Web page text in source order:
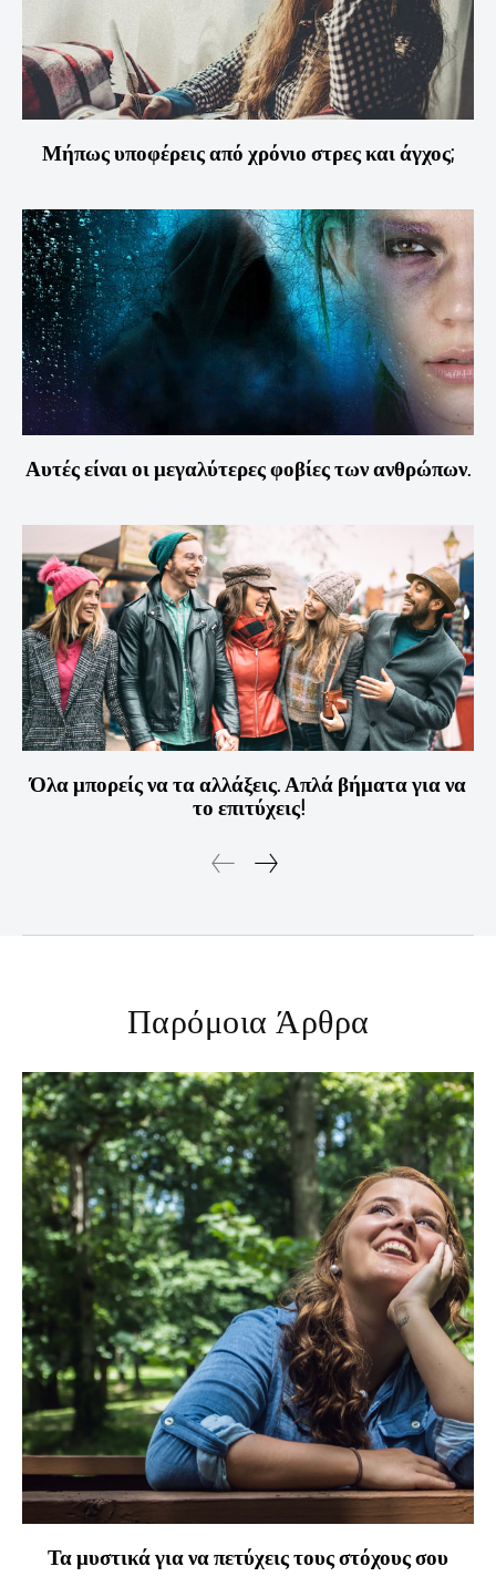
Μήπως υποφέρεις από χρόνιο στρες και άγχος;
Αυτές είναι οι μεγαλύτερες φοβίες των ανθρώπων.
Όλα μπορείς να τα αλλάξεις. Απλά βήματα για να
το επιτύχεις!
Παρόμοια Άρθρα
Τα μυστικά για να πετύχεις τους στόχους σου